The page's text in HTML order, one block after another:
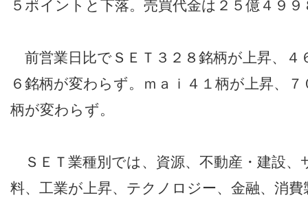
５ポイントと下落。売買代金は２５億４９
前営業日比でＳＥＴ３２８銘柄が上昇、４
６銘柄が変わらず。ｍａｉ４１柄が上昇、
柄が変わらず。
ＳＥＴ業種別では、資源、不動産・建設、
料、工業が上昇、テクノロジー、金融、消